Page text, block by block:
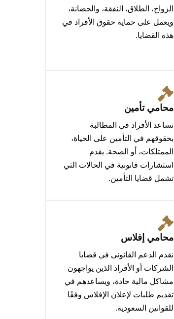
الزواج، الطلاق، النفقة، والحضانة،
ويعمل على حماية حقوق الأفراد في
هذه القضايا.
محامي تأمين
نساعد الأفراد في المطالبة
بحقوقهم في التأمين على الحياة،
الممتلكات، أو الصحة. يقدم
استشارات قانونية في الحالات التي
تشمل قضايا التأمين.
محامي إفلاس
نقدم الدعم القانوني في قضايا
الشركات أو الأفراد الذين يواجهون
مشاكل مالية حادة، ويساعدهم في
تقديم طلبات لإعلان الإفلاس وفقًا
للقوانين السعودية.